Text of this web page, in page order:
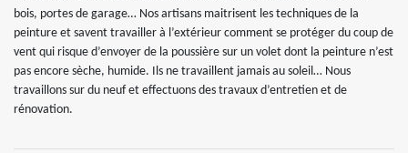
bois, portes de garage… Nos artisans maitrisent les techniques de la
peinture et savent travailler à l’extérieur comment se protéger du coup de
vent qui risque d’envoyer de la poussière sur un volet dont la peinture n’est
pas encore sèche, humide. Ils ne travaillent jamais au soleil… Nous
travaillons sur du neuf et effectuons des travaux d’entretien et de
rénovation.